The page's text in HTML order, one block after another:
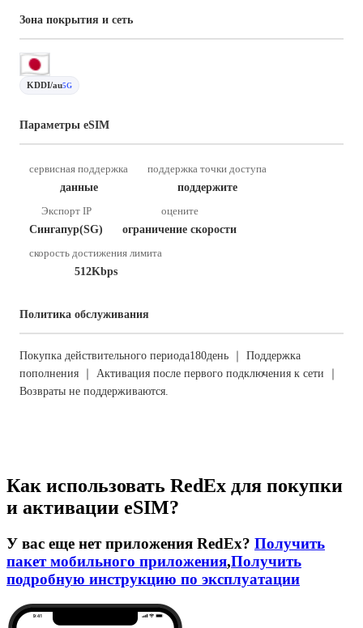
Зона покрытия и сеть
KDDI/au5G
Параметры eSIM
сервисная поддержка
данные
поддержка точки доступа
поддержите
Экспорт IP
Сингапур(SG)
оцените
ограничение скорости
скорость достижения лимита
512Kbps
Политика обслуживания
Покупка действительного периода180день ｜ Поддержка
пополнения ｜ Активация после первого подключения к сети ｜
Возвраты не поддерживаются.
Как использовать RedEx для покупки
и активации eSIM?
У вас еще нет приложения RedEx? Получить
пакет мобильного приложения,Получить
подробную инструкцию по эксплуатации